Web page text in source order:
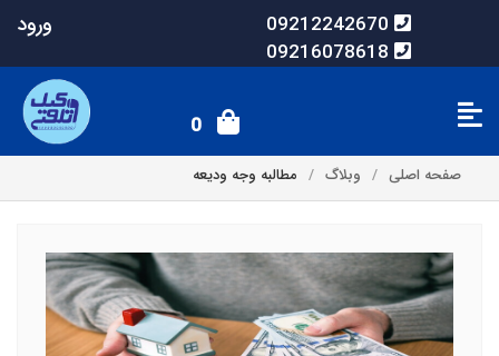
09212242670
09216078618
ورود
0
صفحه اصلی وبلاگ مطالبه وجه ودیعه